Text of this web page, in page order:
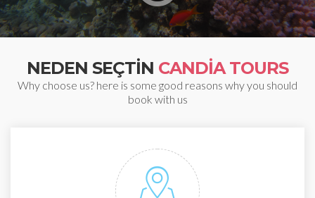
NEDEN SEÇTIN CANDIA TOURS
Why choose us? here is some good reasons why you should
book with us